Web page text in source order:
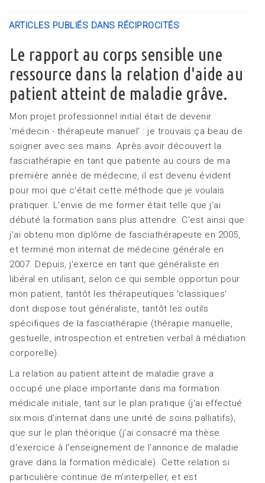
ARTICLES PUBLIÉS DANS RÉCIPROCITÉS
Le rapport au corps sensible une
ressource dans la relation d'aide au
patient atteint de maladie grâve.
Mon projet professionnel initial était de devenir
'médecin - thérapeute manuel' : je trouvais ça beau de
soigner avec ses mains. Après avoir découvert la
fasciathérapie en tant que patiente au cours de ma
première année de médecine, il est devenu évident
pour moi que c'était cette méthode que je voulais
pratiquer. L'envie de me former était telle que j'ai
débuté la formation sans plus attendre. C'est ainsi que
j'ai obtenu mon diplôme de fasciathérapeute en 2005,
et terminé mon internat de médecine générale en
2007. Depuis, j'exerce en tant que généraliste en
libéral en utilisant, selon ce qui semble opportun pour
mon patient, tantôt les thérapeutiques 'classiques'
dont dispose tout généraliste, tantôt les outils
spécifiques de la fasciathérapie (thérapie manuelle,
gestuelle, introspection et entretien verbal à médiation
corporelle).
La relation au patient atteint de maladie grave a
occupé une place importante dans ma formation
médicale initiale, tant sur le plan pratique (j'ai effectué
six mois d'internat dans une unité de soins palliatifs),
que sur le plan théorique (j'ai consacré ma thèse
d'exercice à l'enseignement de l'annonce de maladie
grave dans la formation médicale). Cette relation si
particulière continue de m'interpeller, et est